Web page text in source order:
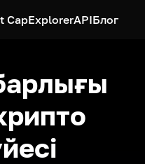
CapExplorerAPIБлог